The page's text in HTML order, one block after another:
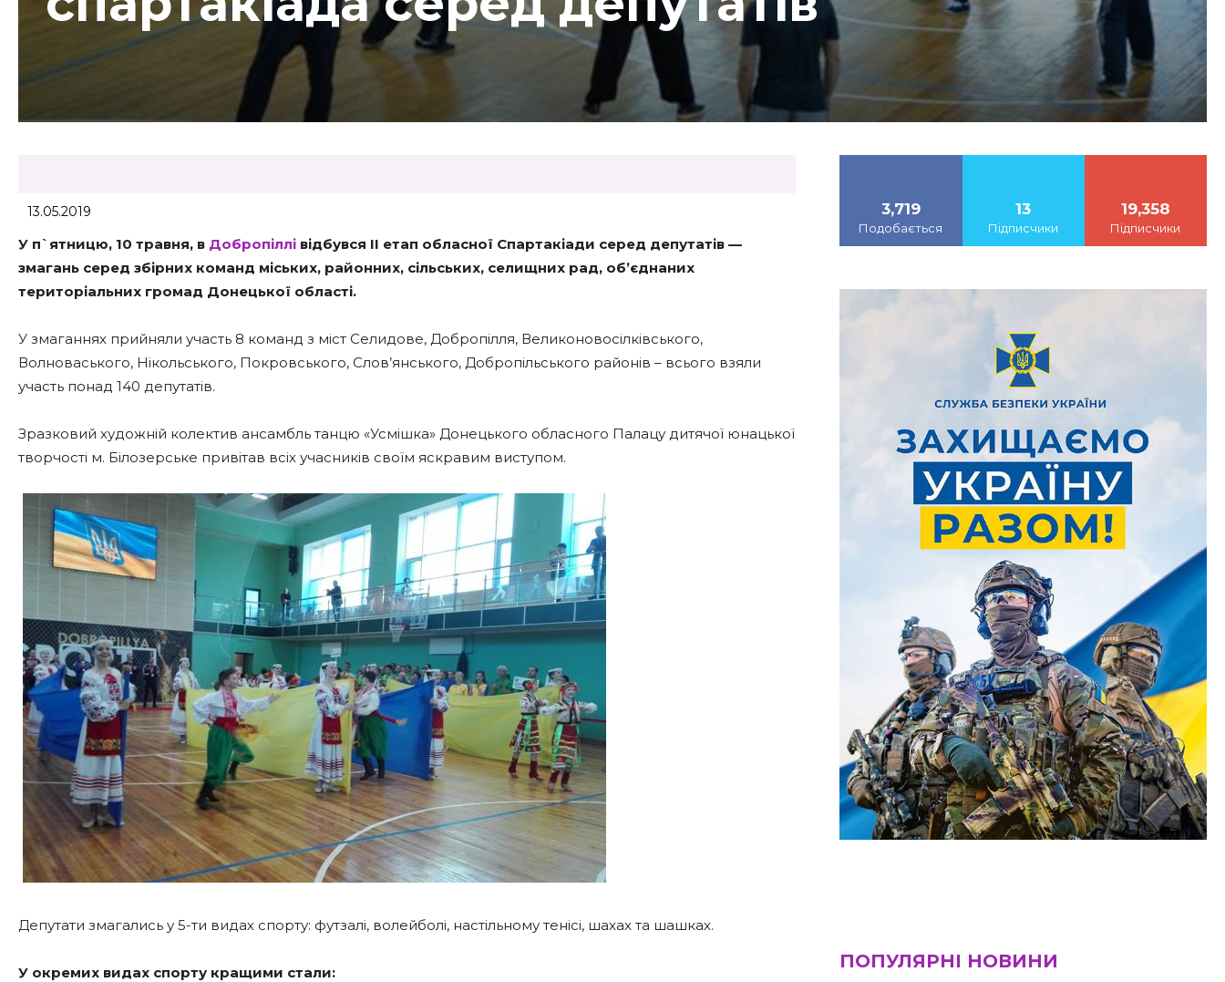
13.05.2019
У п`ятницю, 10 травня, в Добропіллі відбувся II етап обласної Спартакіади серед депутатів —
змагань серед збірних команд міських, районних, сільських, селищних рад, об’єднаних
територіальних громад Донецької області.
У змаганнях прийняли участь 8 команд з міст Селидове, Добропілля, Великоновосілківського,
Волноваського, Нікольського, Покровського, Слов’янського, Добропільського районів – всього взяли
участь понад 140 депутатів.
Зразковий художній колектив ансамбль танцю «Усмішка» Донецького обласного Палацу дитячої юнацької
творчості м. Білозерське привітав всіх учасників своїм яскравим виступом.
Депутати змагались у 5-ти видах спорту: футзалі, волейболі, настільному тенісі, шахах та шашках.
У окремих видах спорту кращими стали:
3,719
Подобається
13
Підписчики
19,358
Підписчики
ПОПУЛЯРНІ НОВИНИ